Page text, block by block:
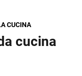
CUCINA
cucina